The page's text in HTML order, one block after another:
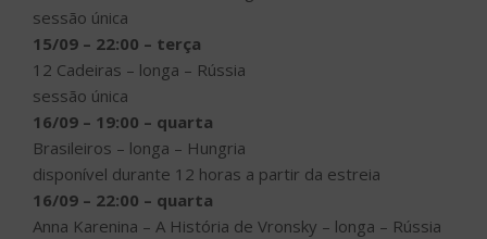
sessão única
15/09 – 22:00 – terça
12 Cadeiras – longa – Rússia
sessão única
16/09 – 19:00 – quarta
Brasileiros – longa – Hungria
disponível durante 12 horas a partir da estreia
16/09 – 22:00 – quarta
Anna Karenina – A História de Vronsky – longa – Rússia